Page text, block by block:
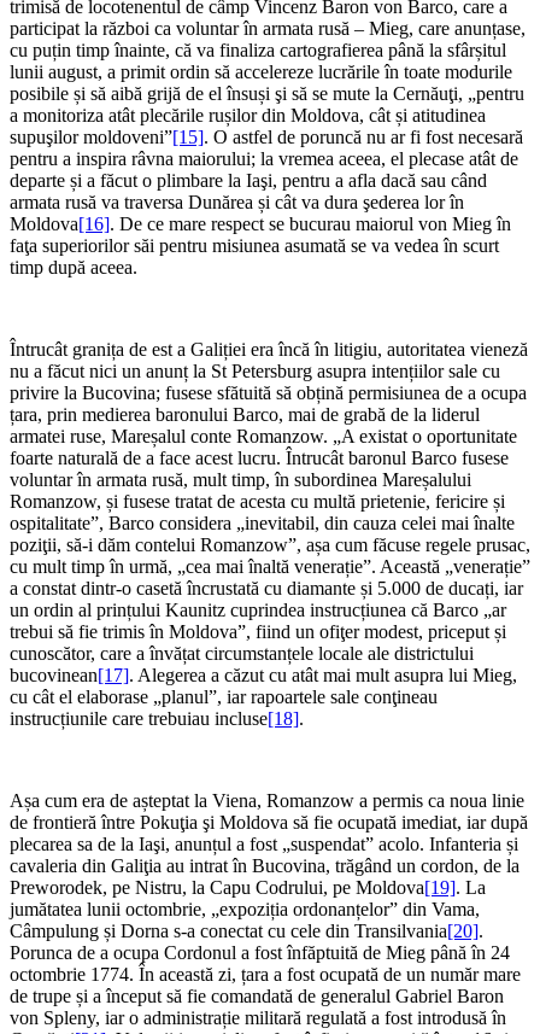
trimisă de locotenentul de câmp Vincenz Baron von Barco, care a
participat la război ca voluntar în armata rusă – Mieg, care anunțase,
cu puțin timp înainte, că va finaliza cartografierea până la sfârșitul
lunii august, a primit ordin să accelereze lucrările în toate modurile
posibile și să aibă grijă de el însuși şi să se mute la Cernăuţi, „pentru
a monitoriza atât plecările rușilor din Moldova, cât și atitudinea
supuşilor moldoveni”[15]. O astfel de poruncă nu ar fi fost necesară
pentru a inspira râvna maiorului; la vremea aceea, el plecase atât de
departe și a făcut o plimbare la Iaşi, pentru a afla dacă sau când
armata rusă va traversa Dunărea și cât va dura şederea lor în
Moldova[16]. De ce mare respect se bucurau maiorul von Mieg în
faţa superiorilor săi pentru misiunea asumată se va vedea în scurt
timp după aceea.
Întrucât granița de est a Galiției era încă în litigiu, autoritatea vieneză
nu a făcut nici un anunț la St Petersburg asupra intențiilor sale cu
privire la Bucovina; fusese sfătuită să obțină permisiunea de a ocupa
țara, prin medierea baronului Barco, mai de grabă de la liderul
armatei ruse, Mareșalul conte Romanzow. „A existat o oportunitate
foarte naturală de a face acest lucru. Întrucât baronul Barco fusese
voluntar în armata rusă, mult timp, în subordinea Mareșalului
Romanzow, și fusese tratat de acesta cu multă prietenie, fericire și
ospitalitate”, Barco considera „inevitabil, din cauza celei mai înalte
poziţii, să-i dăm contelui Romanzow”, așa cum făcuse regele prusac,
cu mult timp în urmă, „cea mai înaltă venerație”. Această „venerație”
a constat dintr-o casetă încrustată cu diamante și 5.000 de ducați, iar
un ordin al prințului Kaunitz cuprindea instrucțiunea că Barco „ar
trebui să fie trimis în Moldova”, fiind un ofiţer modest, priceput și
cunoscător, care a învățat circumstanțele locale ale districtului
bucovinean[17]. Alegerea a căzut cu atât mai mult asupra lui Mieg,
cu cât el elaborase „planul”, iar rapoartele sale conţineau
instrucțiunile care trebuiau incluse[18].
Așa cum era de așteptat la Viena, Romanzow a permis ca noua linie
de frontieră între Pokuţia şi Moldova să fie ocupată imediat, iar după
plecarea sa de la Iaşi, ​​anunțul a fost „suspendat” acolo. Infanteria și
cavaleria din Galiţia au intrat în Bucovina, trăgând un cordon, de la
Preworodek, pe Nistru, la Capu Codrului, pe Moldova[19]. La
jumătatea lunii octombrie, „expoziția ordonanțelor” din Vama,
Câmpulung și Dorna s-a conectat cu cele din Transilvania[20].
Porunca de a ocupa Cordonul a fost înfăptuită de Mieg până în 24
octombrie 1774. În această zi, țara a fost ocupată de un număr mare
de trupe și a început să fie comandată de generalul Gabriel Baron
von Spleny, iar o administrație militară regulată a fost introdusă în